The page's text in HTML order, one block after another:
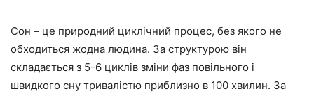
Сон – це природний циклічний процес, без якого не
обходиться жодна людина. За структурою він
складається з 5-6 циклів зміни фаз повільного і
швидкого сну тривалістю приблизно в 100 хвилин. За